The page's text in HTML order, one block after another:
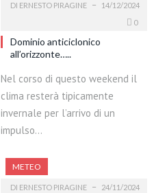
DI ERNESTO PIRAGINE
14/12/2024
0
Dominio anticiclonico
all’orizzonte…..
Nel corso di questo weekend il
clima resterà tipicamente
invernale per l’arrivo di un
impulso…
METEO
DI ERNESTO PIRAGINE
24/11/2024